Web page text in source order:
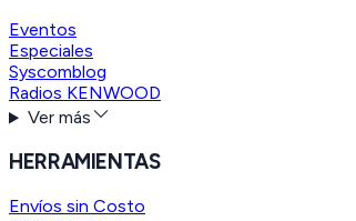
Eventos
Especiales
Syscomblog
Radios KENWOOD
Ver más
HERRAMIENTAS
Envíos sin Costo